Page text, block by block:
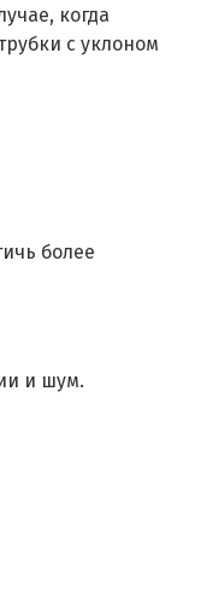
когда
с уклоном
более
и шум.